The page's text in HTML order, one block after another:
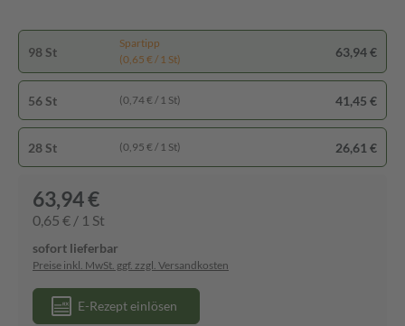
98 St
Spartipp
(0,65 € / 1 St)
63,94 €
56 St (0,74 € / 1 St) 41,45 €
28 St (0,95 € / 1 St) 26,61 €
63,94 €
0,65 € / 1 St
sofort lieferbar
Preise inkl. MwSt. ggf. zzgl. Versandkosten
E-Rezept einlösen